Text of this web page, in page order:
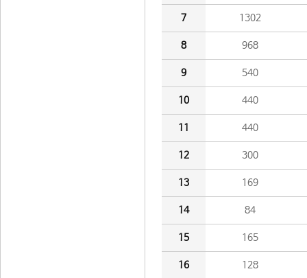
7 1302
8 968
9 540
10 440
11 440
12 300
13 169
14 84
15 165
16 128